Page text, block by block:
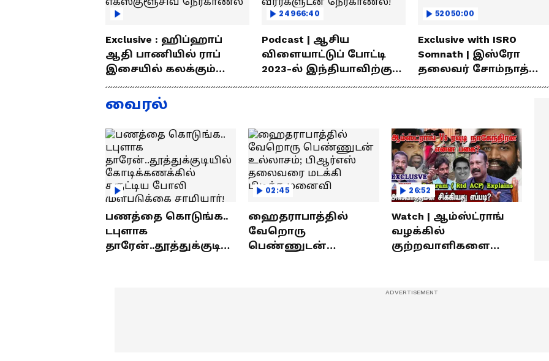
Exclusive : ஹிப்ஹாப்
ஆதி பாணியில் ராப்
இசையில் கலக்கும்
தமிழன்... எழில்
குமரனின்
எக்ஸ்குளூசிவ்
நேர்காணல்
24966:40
Podcast | ஆசிய
விளையாட்டுப் போட்டி
2023-ல் இந்தியாவிற்கு
தங்கம் வென்ற
52050:00
Exclusive with ISRO
Somnath | இஸ்ரோ
தலைவர் சோம்நாத்
உடன் சிறப்பு
வைரல்
பணத்தை கொடுங்க..
டபுளாக
தாரேன்..தூத்துக்குடியி
02:45
ஹைதராபாத்தில்
வேறொரு
பெண்ணுடன்
26:52
Watch | ஆம்ஸ்ட்ராங்
வழக்கில்
குற்றவாளிகளை
Rtd ACP Interview